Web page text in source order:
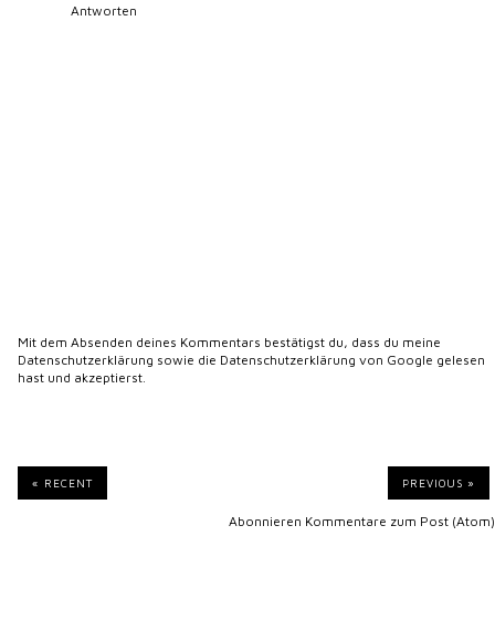
Antworten
Mit dem Absenden deines Kommentars bestätigst du, dass du meine
Datenschutzerklärung sowie die Datenschutzerklärung von Google gelesen
hast und akzeptierst.
« RECENT PREVIOUS »
Abonnieren Kommentare zum Post (Atom)